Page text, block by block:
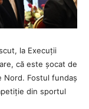
la Execuții
că este șocat de
Nord. Fostul fundaș
din sportul